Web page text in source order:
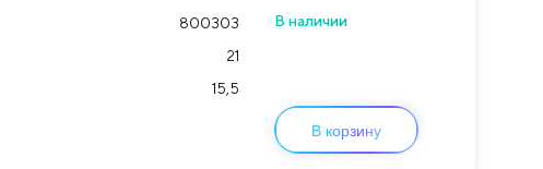
800303
21
15,5
В наличии
В корзину